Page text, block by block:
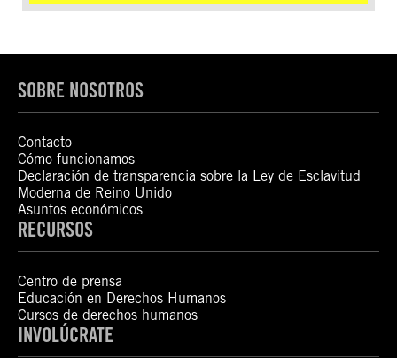
SOBRE NOSOTROS
Contacto
Cómo funcionamos
Declaración de transparencia sobre la Ley de Esclavitud
Moderna de Reino Unido
Asuntos económicos
RECURSOS
Centro de prensa
Educación en Derechos Humanos
Cursos de derechos humanos
INVOLÚCRATE